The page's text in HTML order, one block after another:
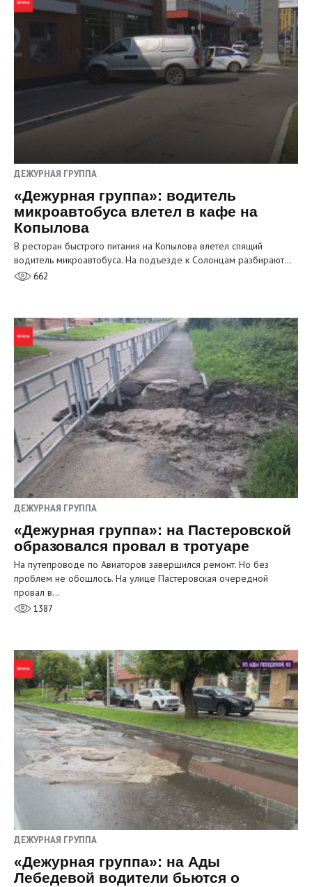
ДЕЖУРНАЯ ГРУППА
«Дежурная группа»: водитель
микроавтобуса влетел в кафе на
Копылова
В ресторан быстрого питания на Копылова влетел спящий
водитель микроавтобуса. На подъезде к Солонцам разбирают…
662
ДЕЖУРНАЯ ГРУППА
«Дежурная группа»: на Пастеровской
образовался провал в тротуаре
На путепроводе по Авиаторов завершился ремонт. Но без
проблем не обошлось. На улице Пастеровская очередной
провал в…
1387
ДЕЖУРНАЯ ГРУППА
«Дежурная группа»: на Ады
Лебедевой водители бьются о